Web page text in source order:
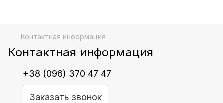
Контактная информация
Контактная информация
+38 (096) 370 47 47
Заказать звонок